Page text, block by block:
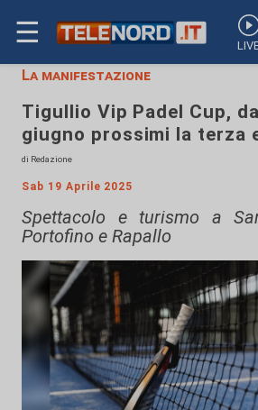
☰
La manifestazione
Tigullio Vip Padel Cup,
giugno prossimi la terza
di Redazione
Sab 19 Aprile 2025
Spettacolo e turismo a
Portofino e Rapallo